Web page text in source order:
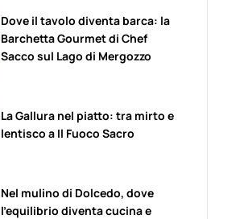
Dove il tavolo diventa barca: la
Barchetta Gourmet di Chef
Sacco sul Lago di Mergozzo
La Gallura nel piatto: tra mirto e
lentisco a Il Fuoco Sacro
Nel mulino di Dolcedo, dove
l’equilibrio diventa cucina e